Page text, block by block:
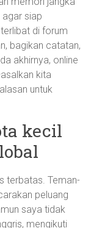
siap
di forum
bagikan catatan,
akhirnya, online
kita
untuk
kecil
terbatas. Teman-
peluang
saya tidak
mengikuti